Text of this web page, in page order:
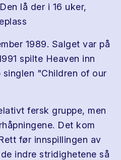
lå der i 16 uker,
1989. Salget var på
spilte Heaven inn
"Children of our
fersk gruppe, men
Det kom
før innspillingen av
indre stridighetene så